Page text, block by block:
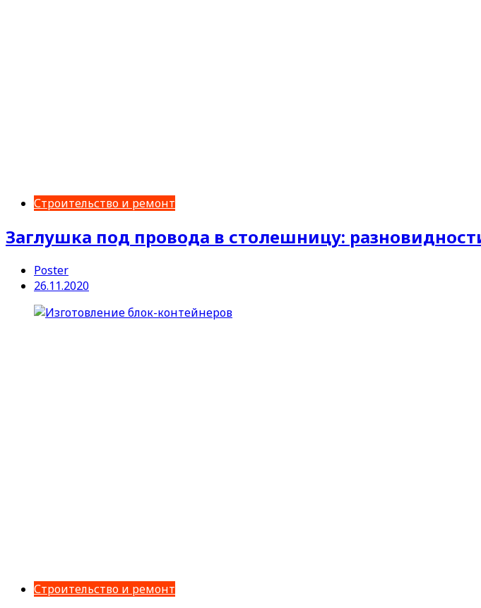
Строительство и ремонт
Заглушка под провода в столешницу:
Poster
26.11.2020
Строительство и ремонт